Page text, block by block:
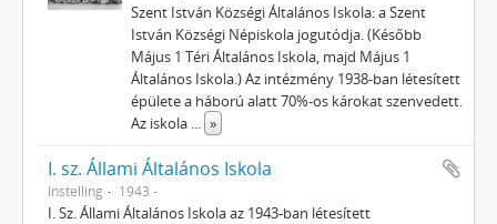
Szent István Községi Általános Iskola: a Szent
István Községi Népiskola jogutódja. (Később
Május 1 Téri Általános Iskola, majd Május 1
Általános Iskola.) Az intézmény 1938-ban létesített
épülete a háború alatt 70%-os károkat szenvedett.
Az iskola ... »
I. sz. Állami Általános Iskola
Instelling 1943 -
I. Sz. Állami Általános Iskola az 1943-ban létesített